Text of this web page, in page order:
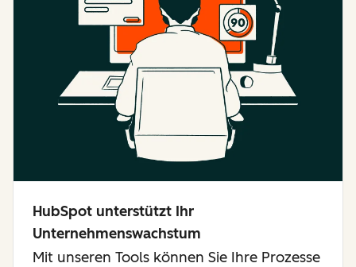
HubSpot unterstützt Ihr
Unternehmenswachstum
Mit unseren Tools können Sie Ihre Prozesse